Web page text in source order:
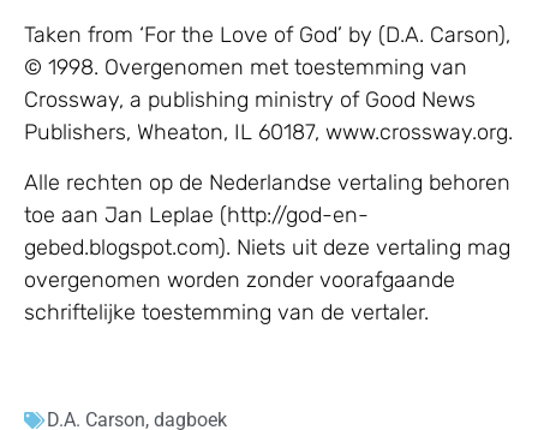
Taken from ‘For the Love of God’ by (D.A. Carson),
© 1998. Overgenomen met toestemming van
Crossway, a publishing ministry of Good News
Publishers, Wheaton, IL 60187, www.crossway.org.
Alle rechten op de Nederlandse vertaling behoren
toe aan Jan Leplae (http://god-en-
gebed.blogspot.com). Niets uit deze vertaling mag
overgenomen worden zonder voorafgaande
schriftelijke toestemming van de vertaler.
D.A. Carson, dagboek